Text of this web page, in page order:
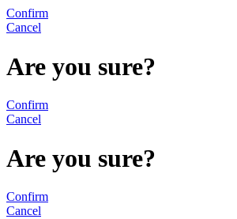
Confirm
Cancel
Are you sure?
Confirm
Cancel
Are you sure?
Confirm
Cancel